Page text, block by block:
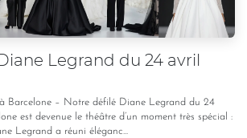
Legrand du 24 avril
Barcelone – Notre défilé Diane Legrand du 24
est devenue le théâtre d’un moment très spécial :
Legrand a réuni éléganc...